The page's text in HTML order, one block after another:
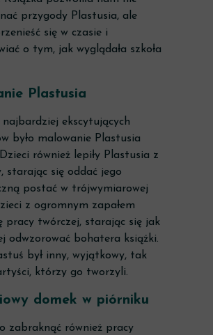
przygody Plastusia, ale
się w czasie i
o tym, jak wyglądała szkoła
Plastusia
najbardziej ekscytujących
było malowanie Plastusia
również lepiły Plastusia z
starając się oddać jego
postać w trójwymiarowej
z ogromnym zapałem
pracy twórczej, starając się jak
odwzorować bohatera książki.
był inny, wyjątkowy, tak
którzy go tworzyli.
domek w piórniku
zabraknąć również pracy